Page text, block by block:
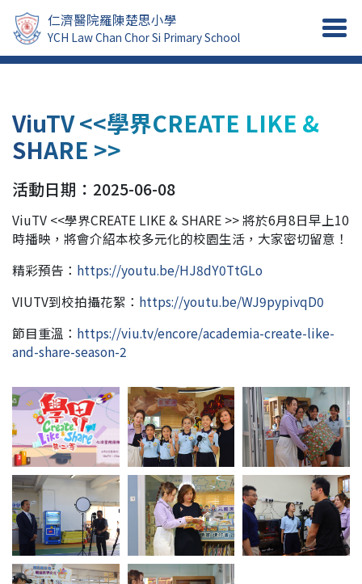
仁濟醫院羅陳楚思小學
YCH Law Chan Chor Si Primary School
ViuTV <<學界CREATE LIKE &
SHARE >>
活動日期：2025-06-08
ViuTV <<學界CREATE LIKE & SHARE >> 將於6月8日早上10
時播映，將會介紹本校多元化的校園生活，大家密切留意！
精彩預告： https://youtu.be/HJ8dY0TtGLo
VIUTV到校拍攝花絮： https://youtu.be/WJ9pypivqD0
節目重溫： https://viu.tv/encore/academia-create-like-
and-share-season-2